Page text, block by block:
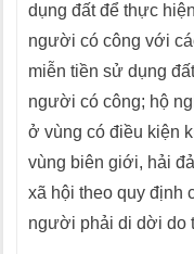
dụng đất để thực
người có công với
miễn tiền sử dụng
người có công; hộ
ở vùng có điều kiện
vùng biên giới, hải
xã hội theo quy định
người phải di dời do